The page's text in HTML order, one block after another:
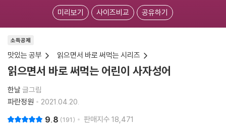
미리보기 사이즈비교 공유하기
소득공제
맛있는 공부 읽으면서 바로 써먹는 시리즈
읽으면서 바로 써먹는 어린이 사자성어
한날 글그림
파란정원
2021.04.20.
9.8 191 판매지수 18,471